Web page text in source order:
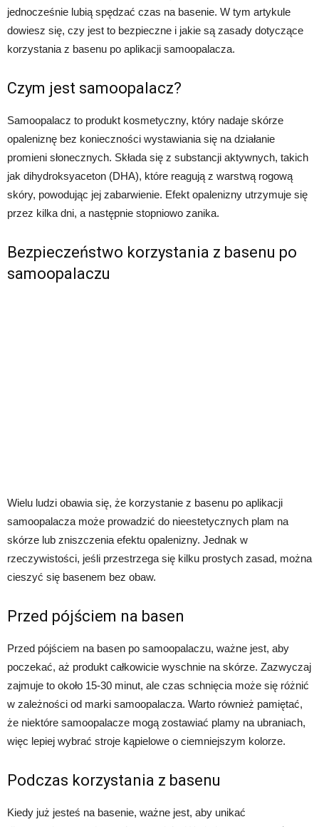
jednocześnie lubią spędzać czas na basenie. W tym artykule
dowiesz się, czy jest to bezpieczne i jakie są zasady dotyczące
korzystania z basenu po aplikacji samoopalacza.
Czym jest samoopalacz?
Samoopalacz to produkt kosmetyczny, który nadaje skórze
opaleniznę bez konieczności wystawiania się na działanie
promieni słonecznych. Składa się z substancji aktywnych, takich
jak dihydroksyaceton (DHA), które reagują z warstwą rogową
skóry, powodując jej zabarwienie. Efekt opalenizny utrzymuje się
przez kilka dni, a następnie stopniowo zanika.
Bezpieczeństwo korzystania z basenu po
samoopalaczu
Wielu ludzi obawia się, że korzystanie z basenu po aplikacji
samoopalacza może prowadzić do nieestetycznych plam na
skórze lub zniszczenia efektu opalenizny. Jednak w
rzeczywistości, jeśli przestrzega się kilku prostych zasad, można
cieszyć się basenem bez obaw.
Przed pójściem na basen
Przed pójściem na basen po samoopalaczu, ważne jest, aby
poczekać, aż produkt całkowicie wyschnie na skórze. Zazwyczaj
zajmuje to około 15-30 minut, ale czas schnięcia może się różnić
w zależności od marki samoopalacza. Warto również pamiętać,
że niektóre samoopalacze mogą zostawiać plamy na ubraniach,
więc lepiej wybrać stroje kąpielowe o ciemniejszym kolorze.
Podczas korzystania z basenu
Kiedy już jesteś na basenie, ważne jest, aby unikać